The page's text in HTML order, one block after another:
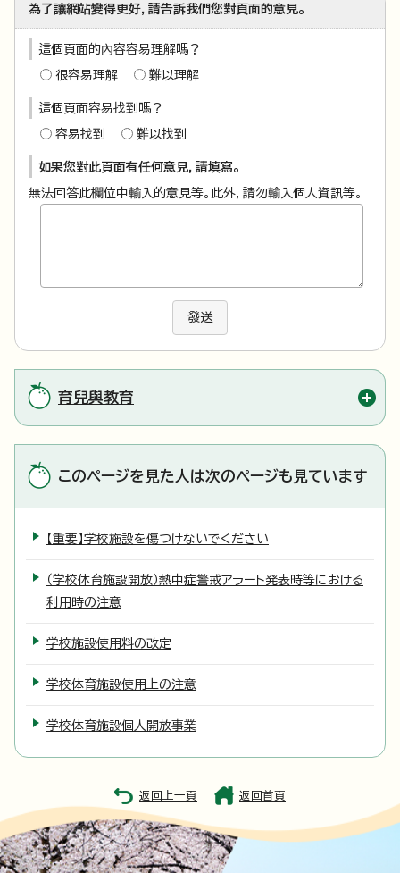
為了讓網站變得更好，請告訴我們您對頁面的意見。
這個頁面的內容容易理解嗎？
很容易理解 難以理解
這個頁面容易找到嗎？
容易找到 難以找到
如果您對此頁面有任何意見，請填寫。
無法回答此欄位中輸入的意見等。此外，請勿輸入個人資訊等。
發送
育兒與教育
このページを見た人は次のページも見ています
【重要】学校施設を傷つけないでください
（学校体育施設開放）熱中症警戒アラート発表時等における
利用時の注意
学校施設使用料の改定
学校体育施設使用上の注意
学校体育施設個人開放事業
返回上一頁 返回首頁